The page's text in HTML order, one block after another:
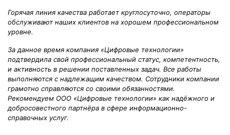
Горячая линия качества работает круглосуточно, операторы
обслуживают наших клиентов на хорошем профессиональном
уровне.
За данное время компания «Цифровые технологии»
подтвердила свой профессиональный статус, компетентность,
и активность в решении поставленных задач. Все работы
выполняются с надлежащим качеством. Сотрудники компании
грамотно справляются со своими обязанностями.
Рекомендуем ООО «Цифровые технологии» как надёжного и
добросовестного партнёра в сфере информационно-
справочных услуг.